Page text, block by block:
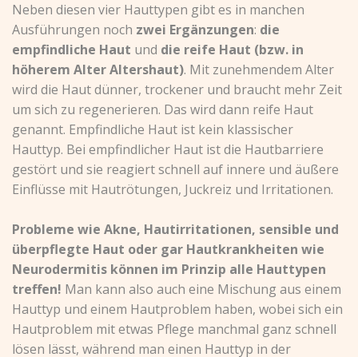
Neben diesen vier Hauttypen gibt es in manchen
Ausführungen noch zwei Ergänzungen: die
empfindliche Haut und die reife Haut (bzw. in
höherem Alter Altershaut). Mit zunehmendem Alter
wird die Haut dünner, trockener und braucht mehr Zeit
um sich zu regenerieren. Das wird dann reife Haut
genannt. Empfindliche Haut ist kein klassischer
Hauttyp. Bei empfindlicher Haut ist die Hautbarriere
gestört und sie reagiert schnell auf innere und äußere
Einflüsse mit Hautrötungen, Juckreiz und Irritationen.
Probleme wie Akne, Hautirritationen, sensible und
überpflegte Haut oder gar Hautkrankheiten wie
Neurodermitis können im Prinzip alle Hauttypen
treffen! Man kann also auch eine Mischung aus einem
Hauttyp und einem Hautproblem haben, wobei sich ein
Hautproblem mit etwas Pflege manchmal ganz schnell
lösen lässt, während man einen Hauttyp in der